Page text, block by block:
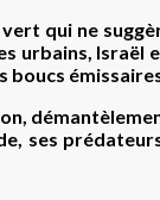
qui ne
urbains,
boucs
ses